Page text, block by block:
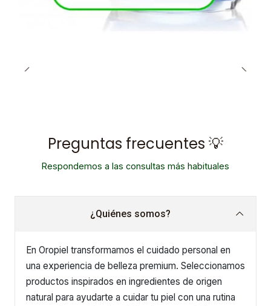
Preguntas frecuentes 💡
Respondemos a las consultas más habituales
¿Quiénes somos?
En Oropiel transformamos el cuidado personal en
una experiencia de belleza premium. Seleccionamos
productos inspirados en ingredientes de origen
natural para ayudarte a cuidar tu piel con una rutina